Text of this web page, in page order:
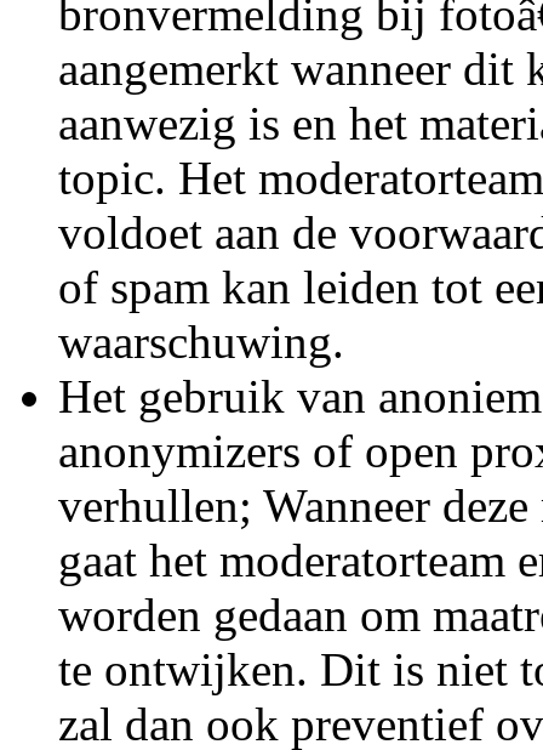
bronvermelding bij
aangemerkt wanneer dit
aanwezig is en het
topic. Het
voldoet aan de
of spam kan leiden tot
waarschuwing.
Het gebruik van
anonymizers of open
verhullen; Wanneer
gaat het moderatorteam
worden gedaan om
te ontwijken. Dit is niet
zal dan ook preventief